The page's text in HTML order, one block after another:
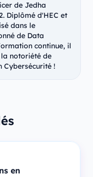
de Jedha
Diplômé d'HEC et
dans le
de Data
continue, il
notoriété de
Cybersécurité !
en